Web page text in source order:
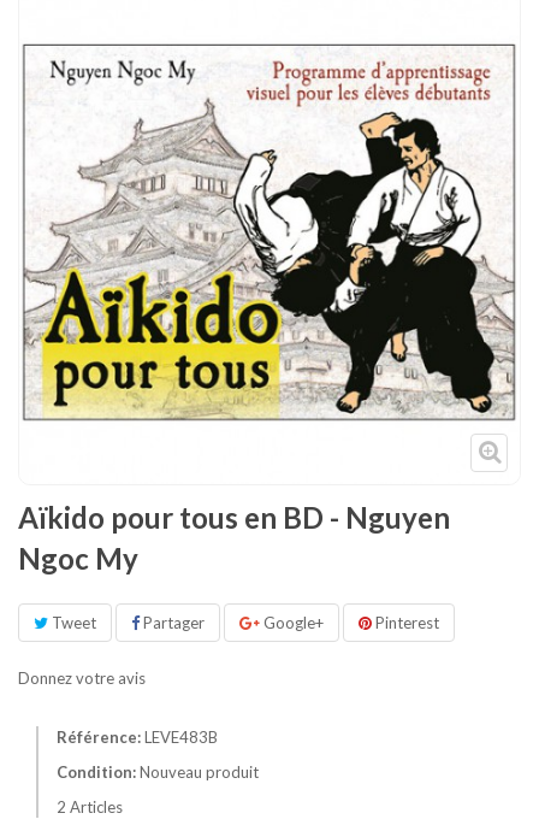
Chaussures
Protections
Cible de frappe
Condition physique
Accessoires
Tatamis
Décoration
Voir plus
Aïkido pour tous en BD - Nguyen
Ngoc My
Tweet Partager Google+ Pinterest
Donnez votre avis
Référence:LEVE483B
Condition:Nouveau produit
2 Articles